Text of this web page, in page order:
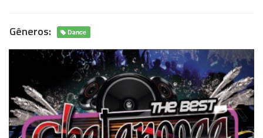
Gêneros: Dance